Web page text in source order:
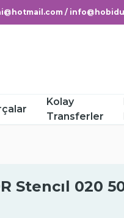
/
Kolay
Transferler
Stencıl 020